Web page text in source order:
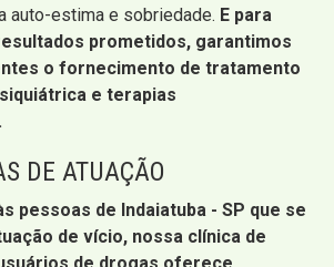
auto-estima e sobriedade. E para
prometidos, garantimos
o fornecimento de tratamento
e terapias
DE ATUAÇÃO
pessoas de Indaiatuba - SP que se
de vício, nossa clínica de